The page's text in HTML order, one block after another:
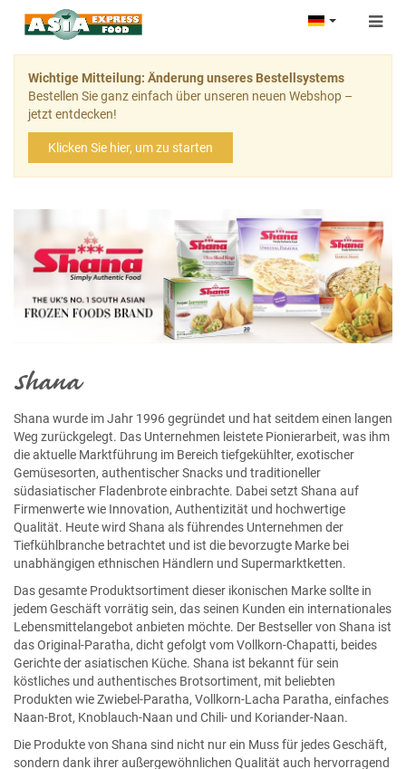
Wichtige Mitteilung: Änderung unseres Bestellsystems
Bestellen Sie ganz einfach über unseren neuen Webshop –
jetzt entdecken!
Klicken Sie hier, um zu starten
Shana
Shana wurde im Jahr 1996 gegründet und hat seitdem einen langen
Weg zurückgelegt. Das Unternehmen leistete Pionierarbeit, was ihm
die aktuelle Marktführung im Bereich tiefgekühlter, exotischer
Gemüsesorten, authentischer Snacks und traditioneller
südasiatischer Fladenbrote einbrachte. Dabei setzt Shana auf
Firmenwerte wie Innovation, Authentizität und hochwertige
Qualität. Heute wird Shana als führendes Unternehmen der
Tiefkühlbranche betrachtet und ist die bevorzugte Marke bei
unabhängigen ethnischen Händlern und Supermarktketten.
Das gesamte Produktsortiment dieser ikonischen Marke sollte in
jedem Geschäft vorrätig sein, das seinen Kunden ein internationales
Lebensmittelangebot anbieten möchte. Der Bestseller von Shana ist
das Original-Paratha, dicht gefolgt vom Vollkorn-Chapatti, beides
Gerichte der asiatischen Küche. Shana ist bekannt für sein
köstliches und authentisches Brotsortiment, mit beliebten
Produkten wie Zwiebel-Paratha, Vollkorn-Lacha Paratha, einfaches
Naan-Brot, Knoblauch-Naan und Chili- und Koriander-Naan.
Die Produkte von Shana sind nicht nur ein Muss für jedes Geschäft,
sondern dank ihrer außergewöhnlichen Qualität auch hervorragend